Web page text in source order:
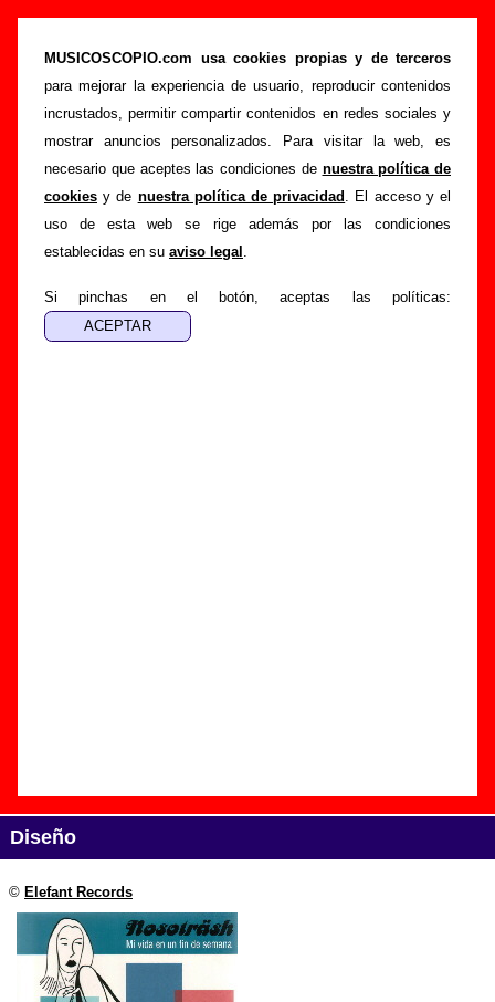
MUSICOSCOPIO.com usa cookies propias y de terceros
para mejorar la experiencia de usuario, reproducir contenidos
incrustados, permitir compartir contenidos en redes sociales y
mostrar anuncios personalizados. Para visitar la web, es
necesario que aceptes las condiciones de nuestra política de
cookies y de nuestra política de privacidad . El acceso y el
uso de esta web se rige además por las condiciones
establecidas en su aviso legal .
Si pinchas en el botón, aceptas las políticas:
“Mi vida en un fin de semana” (CD, 2000) -
Nosoträsh
Portada >Nosoträsh >Discografía
Mi vida en un fin de semana
Esta página pretende recopilar todo tipo de información
sobre eldisco “Mi vida en un fin de semana”
, interpretado
Nosoträsh. Además del listado de canciones incluidas
en el disco, también se mostrarán en esta página otros tipos
de información a medida que estén disponibles: los datos
relacionados con su publicación, los créditos de la grabación
de las canciones (productor, músicos, colaboradores y
Diseño
© Elefant Records